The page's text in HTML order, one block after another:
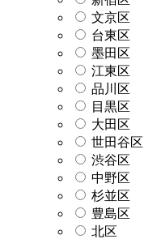
文京区
台東区
墨田区
江東区
品川区
目黒区
大田区
世田谷区
渋谷区
中野区
杉並区
豊島区
北区